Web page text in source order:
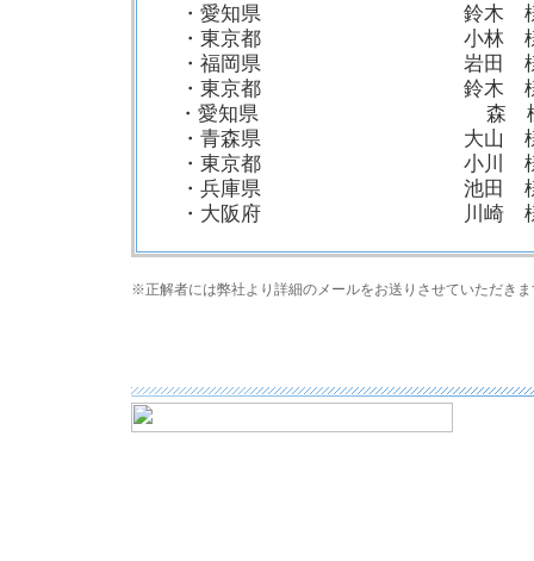
・愛知県 鈴木
・東京都 小林
・福岡県 岩田
・東京都 鈴木
・愛知県 森
・青森県 大山
・東京都 小川
・兵庫県 池田
・大阪府 川崎
※正解者には弊社より詳細のメールをお送りさせていただき